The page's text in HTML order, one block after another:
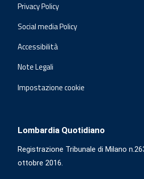
Privacy Policy
Social media Policy
Accessibilità
Note Legali
Impostazione cookie
Lombardia Quotidiano
Registrazione Tribunale di Milano
ottobre 2016.